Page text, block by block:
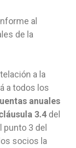
al
de la
a la
a todos los
anuales
3.4 del
3 del
socios la